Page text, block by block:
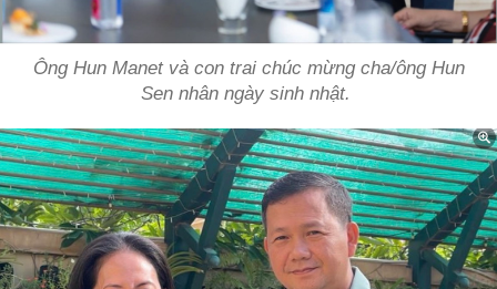
Ông Hun Manet và con trai chúc mừng cha/ông Hun
Sen nhân ngày sinh nhật.